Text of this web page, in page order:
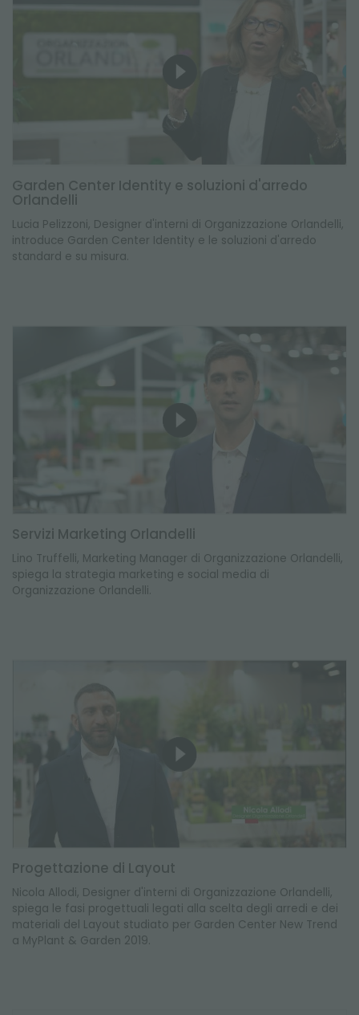
Garden Center Identity e soluzioni d'arredo
Orlandelli
Lucia Pelizzoni, Designer d'interni di Organizzazione Orlandelli,
introduce Garden Center Identity e le soluzioni d'arredo
standard e su misura.
Servizi Marketing Orlandelli
Lino Truffelli, Marketing Manager di Organizzazione Orlandelli,
spiega la strategia marketing e social media di
Organizzazione Orlandelli.
Progettazione di Layout
Nicola Allodi, Designer d'interni di Organizzazione Orlandelli,
spiega le fasi progettuali legati alla scelta degli arredi e dei
materiali del Layout studiato per Garden Center New Trend
a MyPlant & Garden 2019.